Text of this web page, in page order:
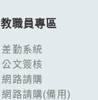
教職員專區
差勤系統
公文簽核
網路請購
網路請購(備用)